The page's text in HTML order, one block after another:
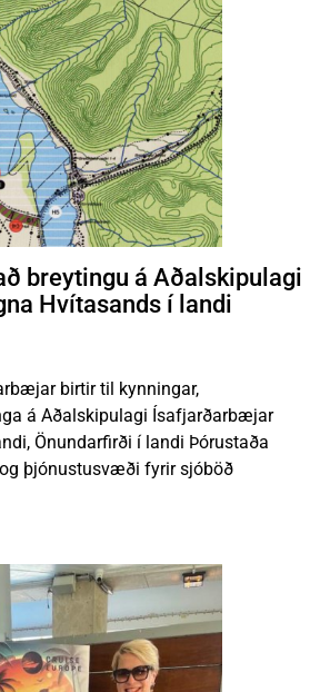
breytingu á Aðalskipulagi
Hvítasands í landi
birtir til kynningar,
á Aðalskipulagi Ísafjarðarbæjar
Önundarfirði í landi Þórustaða
þjónustusvæði fyrir sjóböð
AÐ BREYTINGU Á
BÆJARSTJÓRA 2026: VIKA 67